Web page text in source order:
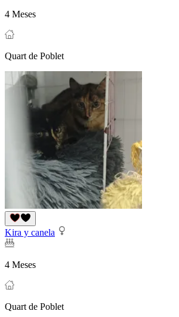
4 Meses
Quart de Poblet
Kira y canela
4 Meses
Quart de Poblet